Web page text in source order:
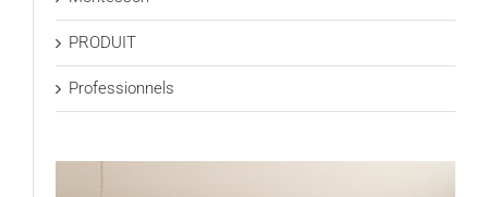
PRODUIT
Professionnels